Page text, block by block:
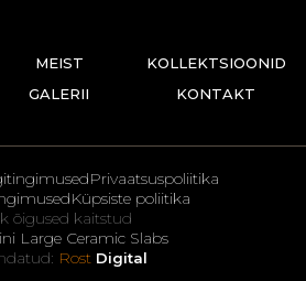
MEIST
KOLLEKTSIOONID
GALERII KONTAKT
õigused kaitstud
Large Ceramic Slabs
Privaatsuspoliitika
Küpsiste poliitika
Rost Digital